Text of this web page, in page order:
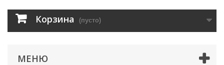
Корзина (пусто)
МЕНЮ